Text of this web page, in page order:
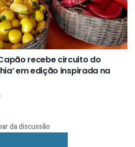
recebe circuito do
em edição inspirada na
da discussão